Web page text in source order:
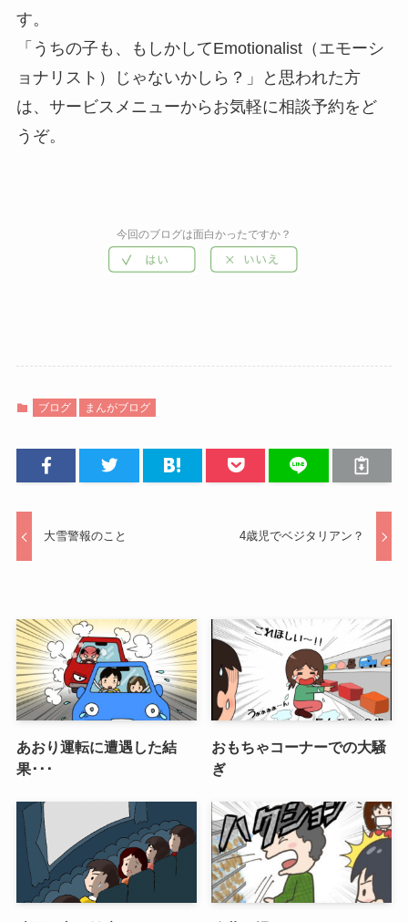
す。
「うちの子も、もしかしてEmotionalist（エモーシ
ョナリスト）じゃないかしら？」と思われた方
は、サービスメニューからお気軽に相談予約をど
うぞ。
ブログ まんがブログ
大雪警報のこと 4歳児でベジタリアン？
あおり運転に遭遇した結
果･･･
おもちゃコーナーでの大騒
ぎ